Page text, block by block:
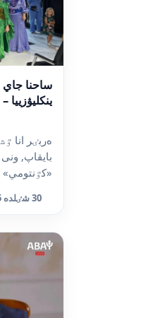
ساحنا
ەربٸر انا
بايقاپ,
«كٷنتومي»
30 شٸلدە 2025